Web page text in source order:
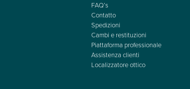
FAQ’s
Contatto
Spedizioni
Cambi e restituzioni
Piattaforma professionale
Assistenza clienti
Localizzatore ottico